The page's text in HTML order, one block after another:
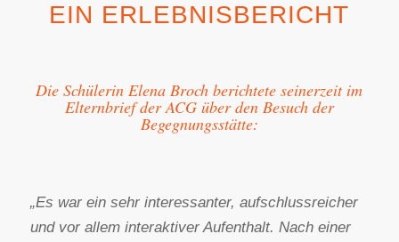
EIN ERLEBNISBERICHT
Die Schülerin Elena Broch berichtete seinerzeit im
Elternbrief der ACG über den Besuch der
Begegnungsstätte:
„Es war ein sehr interessanter, aufschlussreicher
und vor allem interaktiver Aufenthalt. Nach einer